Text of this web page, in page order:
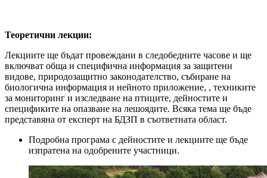
Теоретични лекции:
Лекциите ще бъдат провеждани в следобедните часове и ще
включват обща и специфична информация за защитени
видове, природозащитно законодателство, събиране на
биологична информация и нейното приложение, , техниките
за мониторинг и изследване на птиците, дейностите и
спецификите на опазване на лешоядите. Всяка тема ще бъде
представяна от експерт на БДЗП в съответната област.
Подробна програма с дейностите и лекциите ще бъде
изпратена на одобрените участници.